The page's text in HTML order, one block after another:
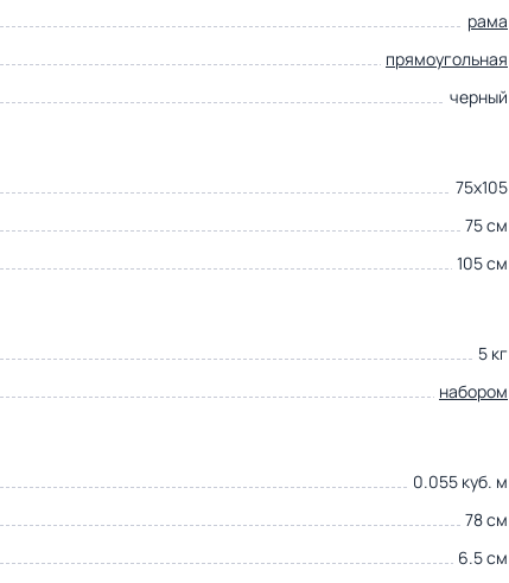
рама
прямоугольная
черный
75х105
75 см
105 см
5 кг
набором
0.055 куб. м
78 см
6.5 см